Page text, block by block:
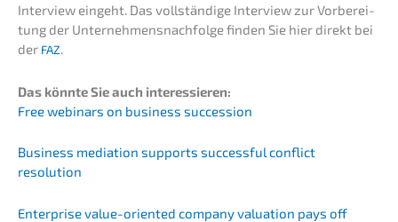
Inter­view eingeht. Das vollstän­di­ge Inter­view zur Vorbe­rei­
tung der Unternehmens­nachfolge finden Sie hier direkt bei
der FAZ.
Das könnte Sie auch interessieren:
Free webinars on business succession
Business media­ti­on supports successful conflict
resolution
Enter­pri­se value-orien­ted compa­ny valua­ti­on pays off